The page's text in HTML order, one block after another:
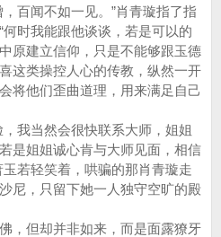
百闻不如一见。”肖青璇指了指
时我能跟他谈谈，若是可以的
原建立信仰，只是不能够跟玉德
这类操控人心的传教，纵然一开
将他们歪曲道理，用来满足自己
我当然会很快联系大师，姐姐
是姐姐诚心肯与大师见面，相信
若轻笑着，哄骗的那肖青璇走
尼，只留下她一人独守空旷的殿
但却并非如来，而是面露獠牙